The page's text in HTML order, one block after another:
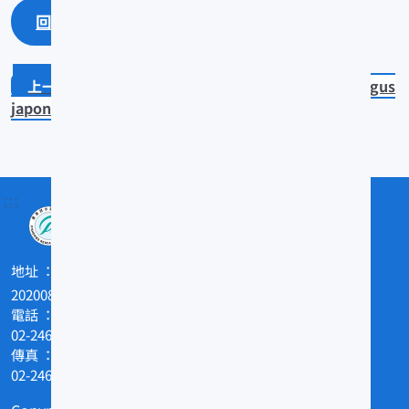
回上一頁
Branchiostegus
japonicus
:::
地址
202008基隆市和一路199號
電話
02-24622101
傳真
02-24629388